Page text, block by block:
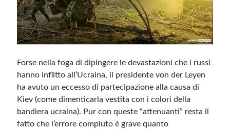
Forse nella foga di dipingere le devastazioni che i russi
hanno inflitto all’Ucraina, il presidente von der Leyen
ha avuto un eccesso di partecipazione alla causa di
Kiev (come dimenticarla vestita con i colori della
bandiera ucraina). Pur con queste “attenuanti” resta il
fatto che l’errore compiuto è grave quanto